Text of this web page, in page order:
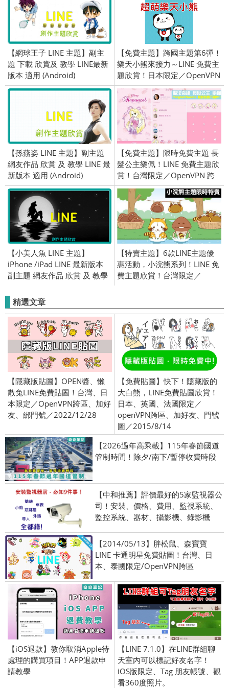
【網球王子 LINE 主題】副主
題 下載 欣賞及 教學 LINE最新
版本 適用 (Android)
【免費主題】跨國主題第6彈！
樂天小熊來接力～LINE 免費主
題欣賞！日本限定／OpenVPN
跨區、加好友／2015/10/22上
架
【孫燕姿 LINE 主題】副主題
網友作品 欣賞 及 教學 LINE 最
新版本 適用 (Android)
【免費主題】限時免費主題 長
髮公主樂佩！LINE 免費主題欣
賞！台灣限定／OpenVPN 跨
區／2018/06/07
【小美人魚 LINE 主題】
iPhone /iPad LINE 最新版本
副主題 網友作品 欣賞 及 教學
【特賣主題】6款LINE主題優
惠活動，小浣熊系列！LINE 免
費主題欣賞！台灣限定／
精選文章
【隱藏版貼圖】OPEN醬、懶
散兔LINE免費貼圖！台灣、日
本限定／OpenVPN跨區、加好
友、綁門號／2022/12/28
【免費貼圖】快下！隱藏版的
大白熊，LINE免費貼圖欣賞！
日本、英國、法國限定／
openVPN跨區、加好友、門號
圖／2015/8/14
【2026過年高乘載】115年春節國道
管制時間！除夕/南下/暫停收費時段
【中和推薦】評價最好的5家監視器公
司！安裝、價格、費用、監視系統、
監控系統、器材、攝影機、錄影機
【2014/05/13】胖松鼠、森寶寶
LINE 卡通明星免費貼圖！台灣、日
本、泰國限定/OpenVPN跨區
【iOS退款】教你取消Apple待
處理的購買項目！APP退款申
請教學
【LINE 7.1.0】在LINE群組聊
天室內可以標記好友名字！
iOS版限定、Tag 朋友帳號、觀
看360度照片。